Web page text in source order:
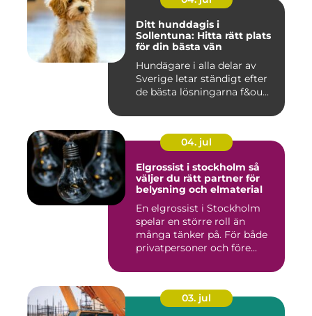
Ditt hunddagis i
Sollentuna: Hitta rätt plats
för din bästa vän
Hundägare i alla delar av
Sverige letar ständigt efter
de bästa lösningarna f&ou...
04. jul
Elgrossist i stockholm så
väljer du rätt partner för
belysning och elmaterial
En elgrossist i Stockholm
spelar en större roll än
många tänker på. För både
privatpersoner och före...
03. jul